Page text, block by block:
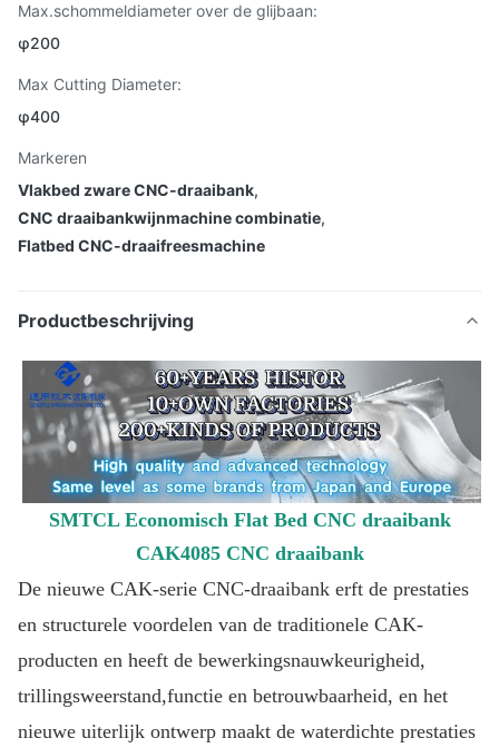
Max.schommeldiameter over de glijbaan:
φ200
Max Cutting Diameter:
φ400
Markeren
Vlakbed zware CNC-draaibank,
CNC draaibankwijnmachine combinatie,
Flatbed CNC-draaifreesmachine
Productbeschrijving
SMTCL Economisch Flat Bed CNC draaibank
CAK4085 CNC draaibank
De nieuwe CAK-serie CNC-draaibank erft de prestaties
en structurele voordelen van de traditionele CAK-
producten en heeft de bewerkingsnauwkeurigheid,
trillingsweerstand,functie en betrouwbaarheid, en het
nieuwe uiterlijk ontwerp maakt de waterdichte prestaties